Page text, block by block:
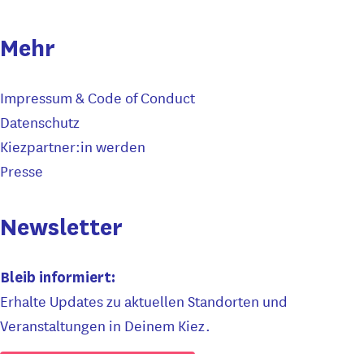
Mehr
Impressum & Code of Conduct
Datenschutz
Kiezpartner:in werden
Presse
Newsletter
Bleib informiert:
Erhalte Updates zu aktuellen Standorten und
Veranstaltungen in Deinem Kiez.